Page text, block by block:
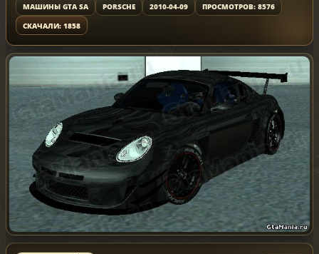
МАШИНЫ GTA SA PORSCHE 2010-04-09
ПРОСМОТРОВ: 8576
СКАЧАЛИ: 1858